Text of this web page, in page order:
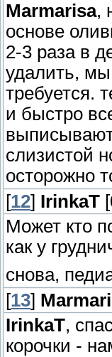
Marmarisa,
основе
2-3 раза в
удалить, мы
требуется.
и быстро
слизистой
осторожно
[12] IrinkaT
Может кто
как у
снова,
[13]
IrinkaT,
корочки -